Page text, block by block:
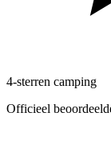
4-sterren camping
Officieel